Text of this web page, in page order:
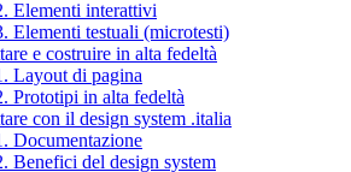
Elementi interattivi
Elementi testuali (microtesti)
e costruire in alta fedeltà
Layout di pagina
Prototipi in alta fedeltà
con il design system .italia
Documentazione
Benefici del design system